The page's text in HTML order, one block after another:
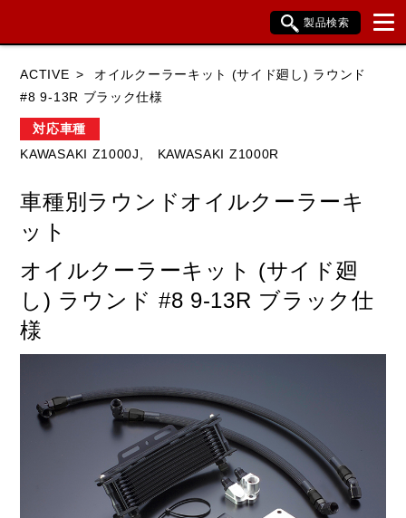
製品検索
車種検索
HONDA YAMAHA SUZUKI
KAWASAKI BMW DUCATI
HARLEY DAVIDSON
ACTIVE
オイルクーラーキット (サイド廻し) ラウンド
#8 9-13R ブラック仕様
対応車種
KAWASAKI Z1000J,
KAWASAKI Z1000R
車種別ラウンドオイルクーラーキ
ット
オイルクーラーキット (サイド廻
し) ラウンド #8 9-13R ブラック仕
様